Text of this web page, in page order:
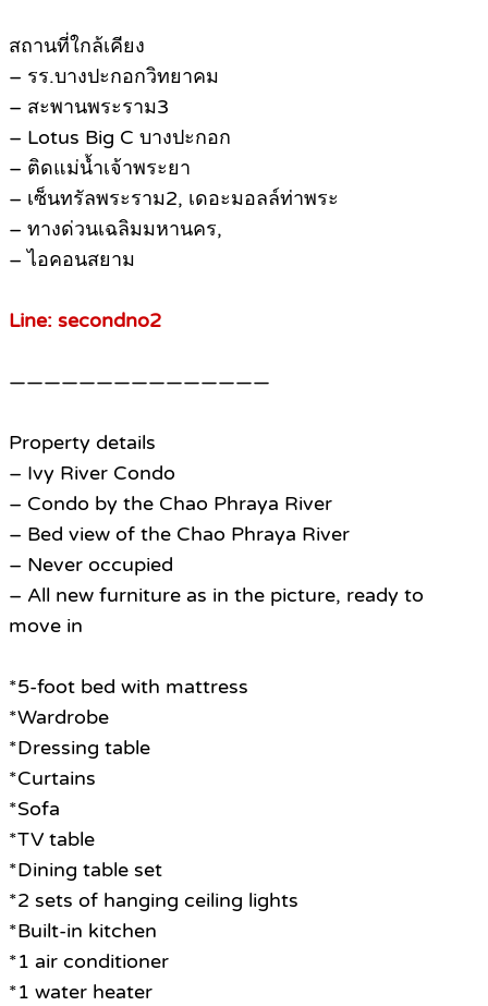
สถานที่ใกล้เคียง
– รร.บางปะกอกวิทยาคม
– สะพานพระราม3
– Lotus Big C บางปะกอก
– ติดแม่น้ำเจ้าพระยา
– เซ็นทรัลพระราม2, เดอะมอลล์ท่าพระ
– ทางด่วนเฉลิมมหานคร,
– ไอคอนสยาม
Line: secondno2
———————————————
Property details
– Ivy River Condo
– Condo by the Chao Phraya River
– Bed view of the Chao Phraya River
– Never occupied
– All new furniture as in the picture, ready to
move in
*5-foot bed with mattress
*Wardrobe
*Dressing table
*Curtains
*Sofa
*TV table
*Dining table set
*2 sets of hanging ceiling lights
*Built-in kitchen
*1 air conditioner
*1 water heater